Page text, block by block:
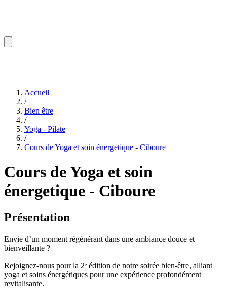
Accueil
/
Bien être
/
Yoga - Pilate
/
Cours de Yoga et soin énergetique - Ciboure
Cours de Yoga et soin
énergetique - Ciboure
Présentation
Envie d’un moment régénérant dans une ambiance douce et
bienveillante ?
Rejoignez-nous pour la 2ᵉ édition de notre soirée bien-être, alliant
yoga et soins énergétiques pour une expérience profondément
revitalisante.